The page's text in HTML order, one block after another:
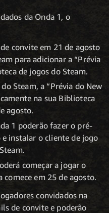
da Onda 1, o
convite em 21 de agosto
para adicionar a “Prévia
de jogos do Steam.
Steam, a “Prévia do New
na sua Biblioteca
agosto.
1 poderão fazer o pré-
instalar o cliente de jogo
começar a jogar o
comece em 25 de agosto.
convidados na
de convite e poderão